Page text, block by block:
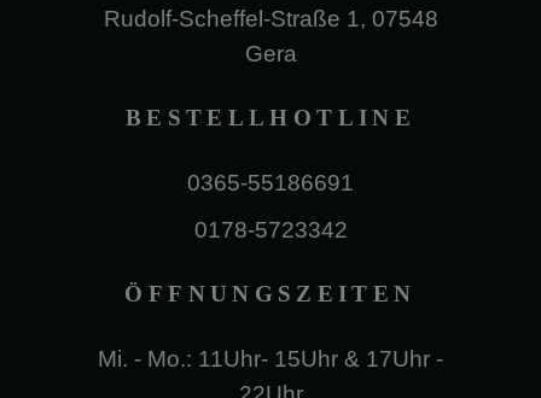
Rudolf-Scheffel-Straße 1, 07548
Gera
BESTELLHOTLINE
0365-55186691
0178-5723342
ÖFFNUNGSZEITEN
Mi. - Mo.: 11Uhr- 15Uhr & 17Uhr -